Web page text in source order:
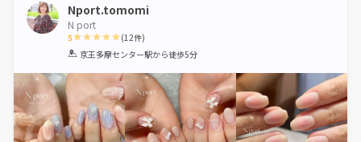
Nport.tomomi
N port
5
1 2 3 4 5
(12件)
京王多摩センター駅から徒歩5分